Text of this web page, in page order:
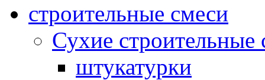
строительные смеси
Сухие строительные
штукатурки